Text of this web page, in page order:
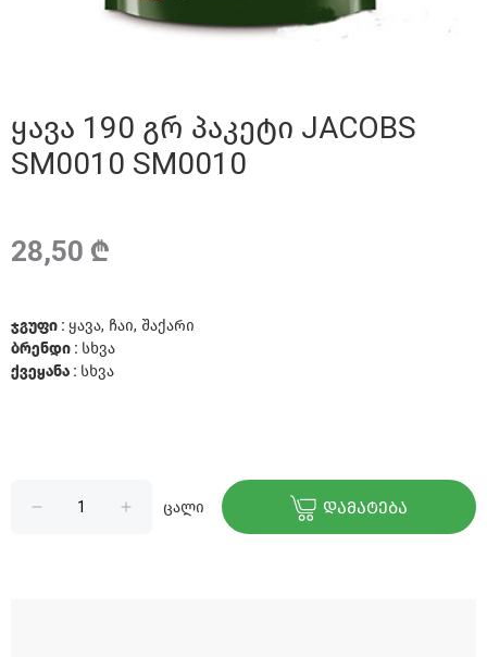
ყავა 190 გრ პაკეტი JACOBS
SM0010 SM0010
28,50 ₾
ჯგუფი : ყავა, ჩაი, შაქარი
ბრენდი : სხვა
ქვეყანა : სხვა
ცალი ᲓᲐᲛᲐᲢᲔᲑᲐ